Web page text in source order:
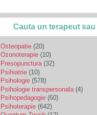
Cauta un terapeut sau
Osteopatie (20)
Ozonoterapie (10)
Presopunctura (32)
Psihiatrie (10)
Psihologie (578)
Psihologie transpersonala (4)
Psihopedagogie (60)
Psihoterapie (642)